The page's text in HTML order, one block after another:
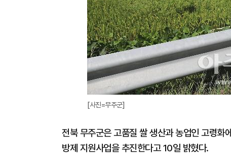
[사진=무주군]
전북 무주군은 고품질 쌀 생산과 농업인 고령화
방제 지원사업을 추진한다고 10일 밝혔다.